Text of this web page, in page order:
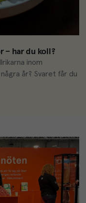
– har du koll?
inom
år? Svaret får du